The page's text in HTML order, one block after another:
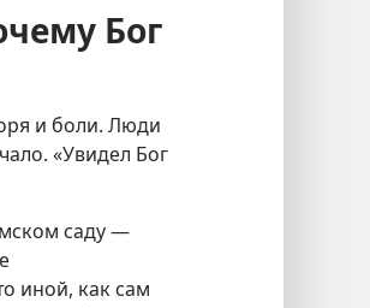
Бог
и боли. Люди
«Увидел Бог
саду —
иной, как сам